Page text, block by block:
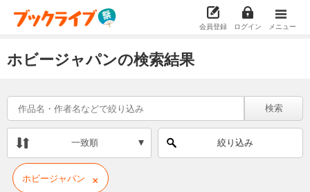
会員登録 ログイン メニュー
ホビージャパンの検索結果
検索
一致順 絞り込み
ホビージャパン ×